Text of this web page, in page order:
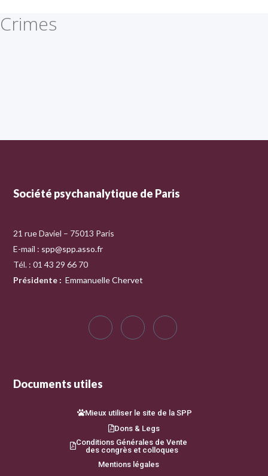
Crimes
Société psychanalytique de Paris
21 rue Daviel – 75013 Paris
E-mail : spp@spp.asso.fr
Tél. : 01 43 29 66 70
Présidente : Emmanuelle Chervet
Documents utiles
Mieux utiliser le site de la SPP
Dons & Legs
Conditions Générales de Vente
des congrès et colloques
Mentions légales